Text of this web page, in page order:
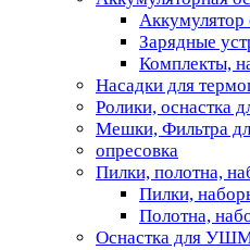
Зарядные
Комплекты,
Насадки для
Ролики, оснастка
Мешки, Фильтра
опресовка
Пилки, полотна,
Пилки,
Полотна,
Оснастка для